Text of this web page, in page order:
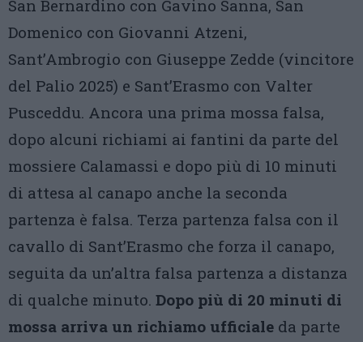
San Bernardino con Gavino Sanna, San
Domenico con Giovanni Atzeni,
Sant’Ambrogio con Giuseppe Zedde (vincitore
del Palio 2025) e Sant’Erasmo con Valter
Pusceddu. Ancora una prima mossa falsa,
dopo alcuni richiami ai fantini da parte del
mossiere Calamassi e dopo più di 10 minuti
di attesa al canapo anche la seconda
partenza è falsa. Terza partenza falsa con il
cavallo di Sant’Erasmo che forza il canapo,
seguita da un’altra falsa partenza a distanza
di qualche minuto. Dopo più di 20 minuti di
mossa arriva un richiamo ufficiale da parte